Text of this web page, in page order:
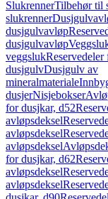
SlukrennerTilbehør til
slukrenner
dusjgulvavløp
dusjgulvavløp
veggsluk
dusjgulvDusjgulv av
mineralmateriale
dusjerNisjebokser
for dusjkar, d52
avløpsdeksel
avløpsdeksel
avløpsdeksel
for dusjkar, d62
avløpsdeksel
avløpsdeksel